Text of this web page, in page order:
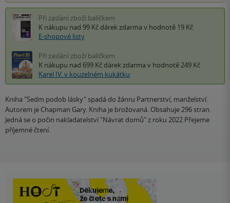
Při zaslání zboží balíčkem
K nákupu nad 99 Kč dárek zdarma v hodnotě 19 Kč
E-shopové listy
Při zaslání zboží balíčkem
K nákupu nad 699 Kč dárek zdarma v hodnotě 249 Kč
Karel IV. v kouzelném kukátku
Kniha "Sedm podob lásky" spadá do žánru Partnerství, manželství.
Autorem je Chapman Gary. Kniha je brožovaná. Obsahuje 296 stran.
Jedná se o počin nakladatelství "Návrat domů" z roku 2022.Přejeme
příjemné čtení.